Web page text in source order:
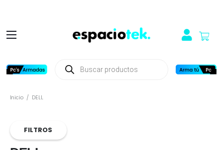
productos
Inicio / DELL
FILTROS